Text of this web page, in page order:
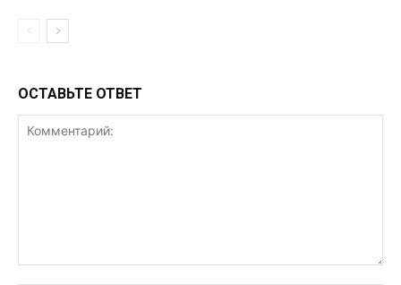
ОСТАВЬТЕ ОТВЕТ